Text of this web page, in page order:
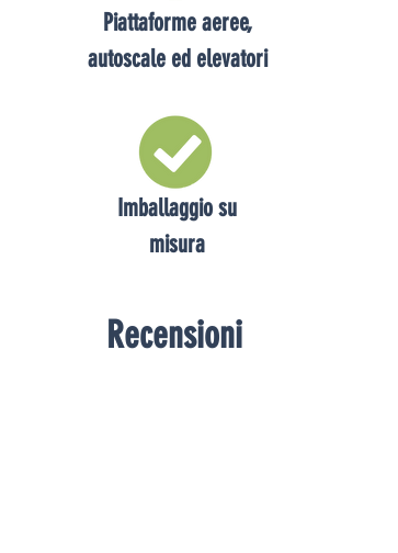
Piattaforme aeree,
autoscale ed elevatori
Imballaggio su
misura
Recensioni